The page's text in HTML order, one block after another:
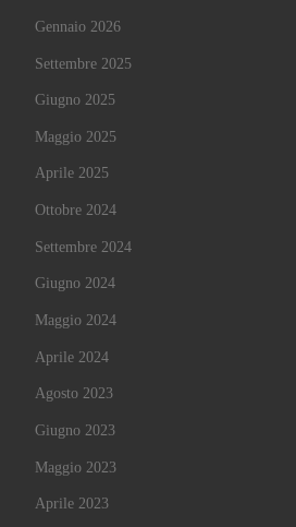
Gennaio 2026
Settembre 2025
Giugno 2025
Maggio 2025
Aprile 2025
Ottobre 2024
Settembre 2024
Giugno 2024
Maggio 2024
Aprile 2024
Agosto 2023
Giugno 2023
Maggio 2023
Aprile 2023